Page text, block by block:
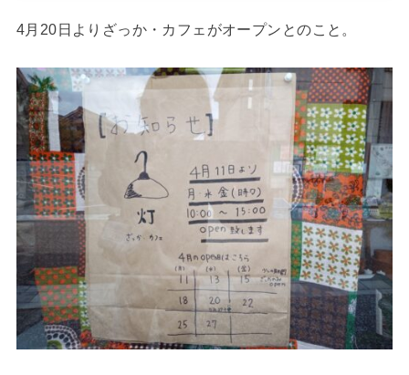
4月20日よりざっか・カフェがオープンとのこと。